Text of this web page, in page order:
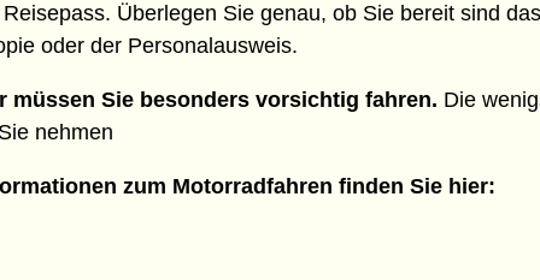
Überlegen Sie genau, ob Sie bereit sind
oder der Personalausweis.
müssen Sie besonders vorsichtig fahren. Die
nehmen
zum Motorradfahren finden Sie hier: